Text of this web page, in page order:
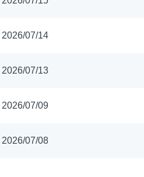
2026/07/14
2026/07/13
2026/07/09
2026/07/08